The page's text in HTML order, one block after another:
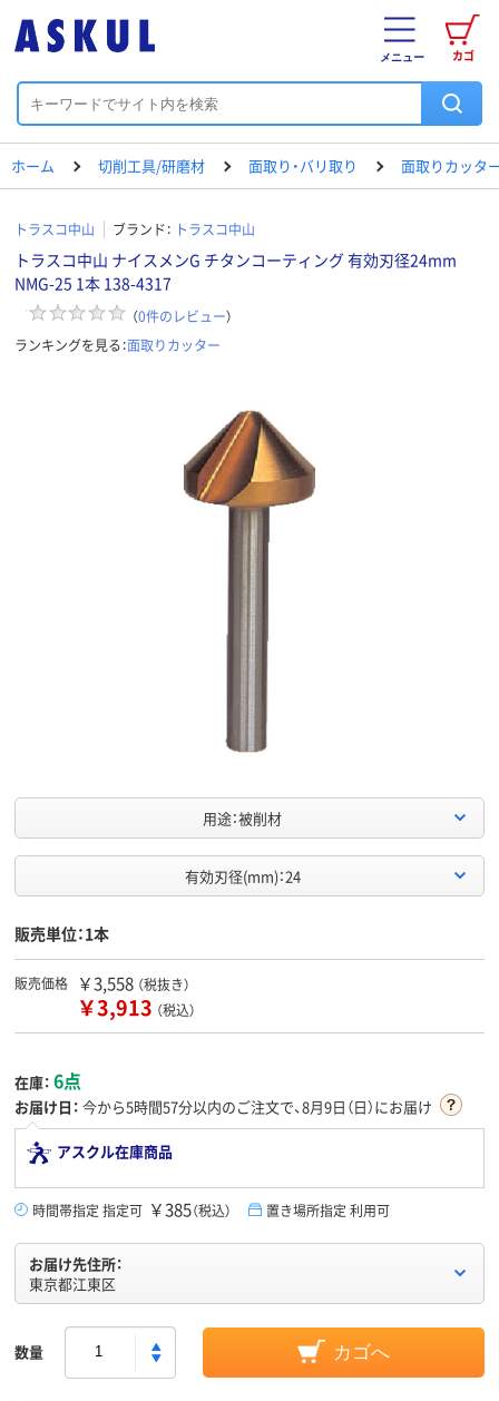
カゴ
メニュー
ホーム 切削工具/研磨材 面取り・バリ取り 面取りカッタ
トラスコ中山 ブランド： トラスコ中山
トラスコ中山 ナイスメンG チタンコーティング 有効刃径24mm
NMG-25 1本 138-4317
（0件のレビュー）
ランキングを見る：面取りカッター
用途：被削材
有効刃径(mm)：24
販売単位：1本
販売価格 ￥3,558 （税抜き）
￥3,913 （税込）
在庫： 6点
お届け日： 今から5時間57分以内のご注文で、8月9日（日）にお届け
アスクル在庫商品
時間帯指定 指定可 ￥385（税込） 置き場所指定 利用可
お届け先住所：
東京都江東区
数量 カゴへ